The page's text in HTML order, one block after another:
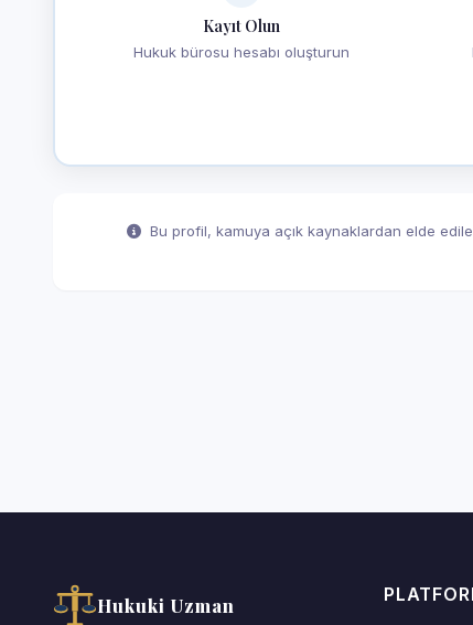
Kayıt Olun
Hukuk bürosu hesabı oluşturun
Bu profil, kamuya açık kaynaklardan elde
Hukuki Uzman